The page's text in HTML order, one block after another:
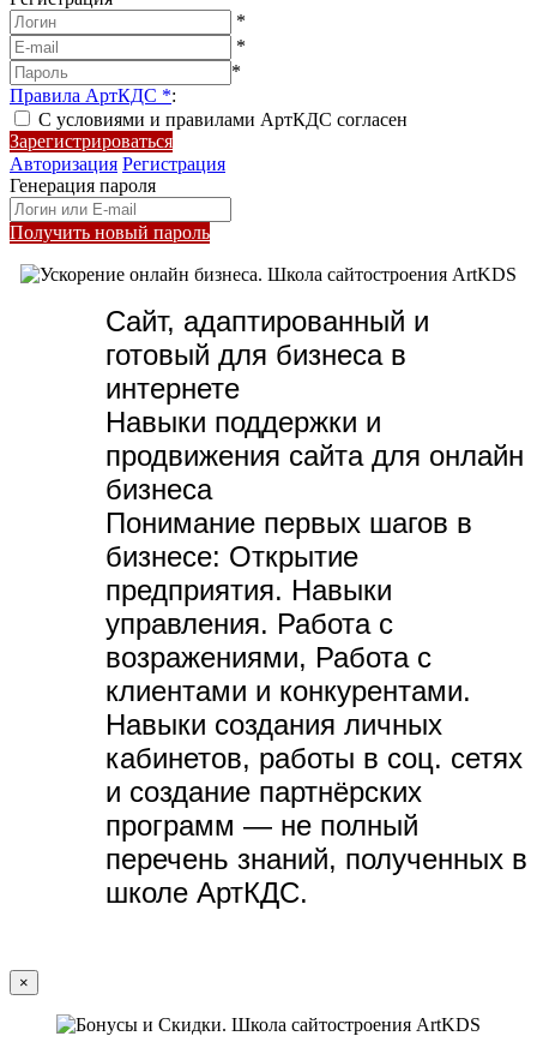
*
*
*
Правила АртКДС *:
С условиями и правилами АртКДС согласен
Зарегистрироваться
Авторизация Регистрация
Генерация пароля
Получить новый пароль
Сайт, адаптированный и
готовый для бизнеса в
интернете
Навыки поддержки и
продвижения сайта для онлайн
бизнеса
Понимание первых шагов в
бизнесе: Открытие
предприятия. Навыки
управления. Работа с
возражениями, Работа с
клиентами и конкурентами.
Навыки создания личных
кабинетов, работы в соц. сетях
и создание партнёрских
программ — не полный
перечень знаний, полученных в
школе АртКДС.
×